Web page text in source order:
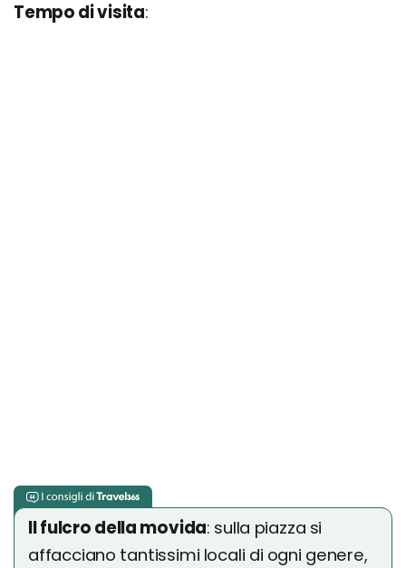
Tempo di visita:
Il fulcro della movida: sulla piazza si
affacciano tantissimi locali di ogni genere,